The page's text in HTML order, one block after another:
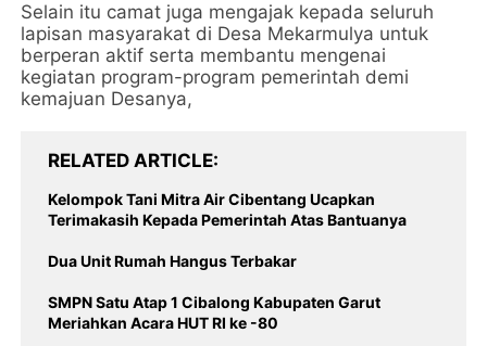
Selain itu camat juga mengajak kepada seluruh
lapisan masyarakat di Desa Mekarmulya untuk
berperan aktif serta membantu mengenai
kegiatan program-program pemerintah demi
kemajuan Desanya,
RELATED ARTICLE
Kelompok Tani Mitra Air Cibentang Ucapkan
Terimakasih Kepada Pemerintah Atas Bantuanya
Dua Unit Rumah Hangus Terbakar
SMPN Satu Atap 1 Cibalong Kabupaten Garut
Meriahkan Acara HUT RI ke -80